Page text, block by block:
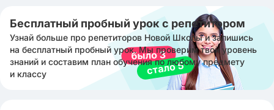
Бесплатный пробный урок с репетитором
Узнай больше про репетиторов Новой Школы и запишись
на бесплатный пробный урок. Мы проверим твой уровень
знаний и составим план обучения по любому предмету
и классу